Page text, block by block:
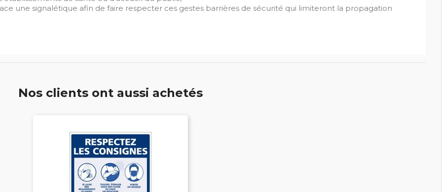
une signalétique afin de faire respecter ces gestes barrières de sécurité qui limiteront la propagation
Nos clients ont aussi achetés